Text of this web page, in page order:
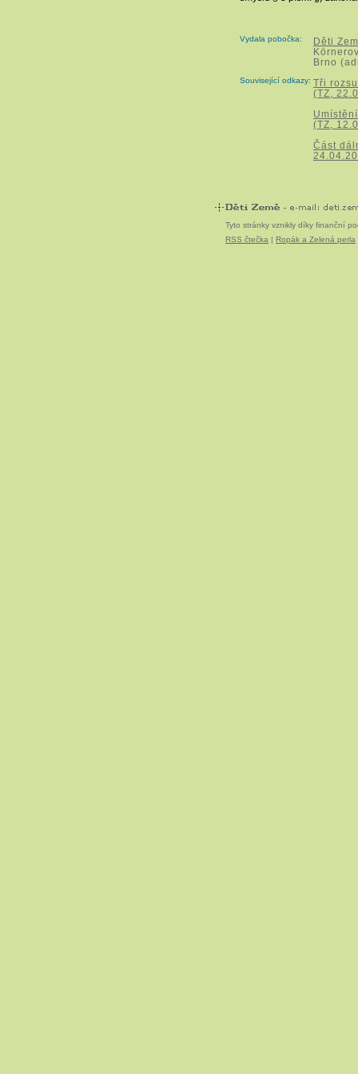
Vydala pobočka:
Děti
Brno
Související odkazy: Tři
(TZ,
(TZ,
Část
Tyto stránky vznikly díky finanční
RSS čtečka | Ropák a Zelená perla